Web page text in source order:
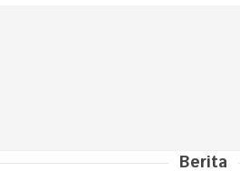
Hari Istimewa untuk Seluru...Berita